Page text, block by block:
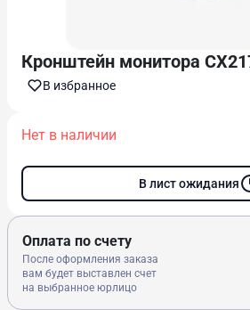
Кронштейн монитора
В избранноe
Нет в наличии
В лист ожидания
Оплата по счету
После оформления заказа
вам будет выставлен счет
на выбранное юрлицо